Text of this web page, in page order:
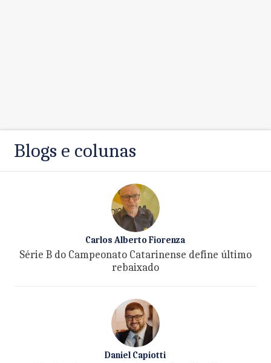
Blogs e colunas
Carlos Alberto Fiorenza
Série B do Campeonato Catarinense define último
rebaixado
Daniel Capiotti